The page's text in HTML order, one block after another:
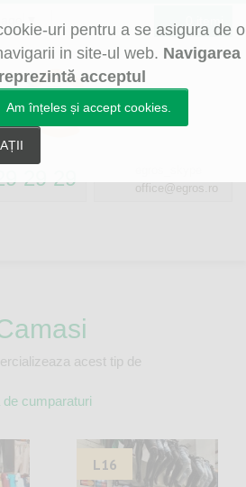
uri pentru a se asigura de o
in site-ul web. Navigarea
acceptul
Am înțeles și accept cookies.
0 itemi
office@egros.ro
29 29
acest tip de
cumparaturi
L16